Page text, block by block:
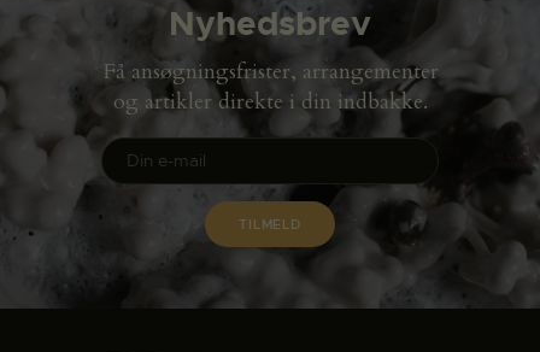
Nyhedsbrev
Få ansøgningsfrister, arrangementer
og artikler direkte i din indbakke.